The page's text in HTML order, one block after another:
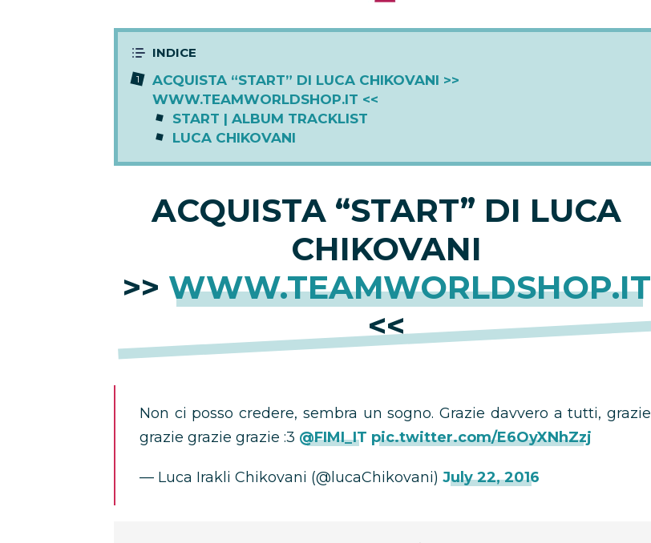
ACQUISTA “START” DI LUCA CHIKOVANI >>
WWW.TEAMWORLDSHOP.IT <<
START | ALBUM TRACKLIST
LUCA CHIKOVANI
ACQUISTA “START” DI LUCA
CHIKOVANI
>> WWW.TEAMWORLDSHOP.IT
<<
Non ci posso credere, sembra un sogno. Grazie davvero a tutti, grazie
grazie grazie grazie :3 @FIMI_IT pic.twitter.com/E6OyXNhZzj
— Luca Irakli Chikovani (@lucaChikovani) July 22, 2016